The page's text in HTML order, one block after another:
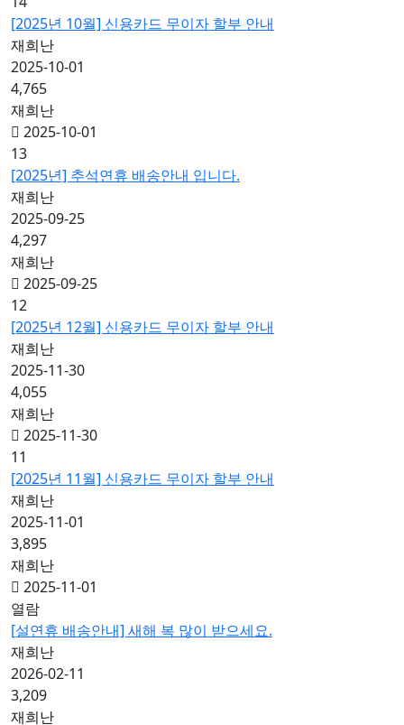
[2025년 10월] 신용카드 무이자 할부 안내
재희난
2025-10-01
4,765
재희난
2025-10-01
13
[2025년] 추석연휴 배송안내 입니다.
재희난
2025-09-25
4,297
재희난
2025-09-25
12
[2025년 12월] 신용카드 무이자 할부 안내
재희난
2025-11-30
4,055
재희난
2025-11-30
11
[2025년 11월] 신용카드 무이자 할부 안내
재희난
2025-11-01
3,895
재희난
2025-11-01
열람
[설연휴 배송안내] 새해 복 많이 받으세요.
재희난
2026-02-11
3,209
재희난